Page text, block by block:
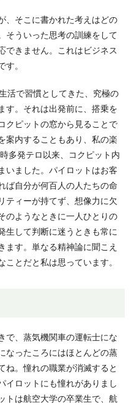
、そこに書かれた考えはどの
そういった思考の訓練をして
できません。これはビジネス
す。
活で習慣としてきた、究極の
す。それは出発前に、搭乗を
クピットの窓から見ることで
案内することもあり、私の楽
多発テロ以来、コクピット内
いました。パイロットはお客
ば自分が何百人の人たちの命
ティーが持てず、想像力に欠
のようなときに一人ひとりの
生して判断に迷うときも常に
ます。単なる精神論に聞こえ
とだと私は思っています。
で、蒸気機関車の運転士にな
なったころにはほとんどの蒸
ね。憧れの職業が消滅すると
イロットにも憧れがありまし
トは航空大学の卒業生で、航